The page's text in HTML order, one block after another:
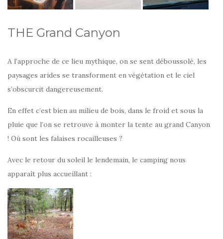
THE Grand Canyon
A l’approche de ce lieu mythique, on se sent déboussolé, les
paysages arides se transforment en végétation et le ciel
s’obscurcit dangereusement.
En effet c’est bien au milieu de bois, dans le froid et sous la
pluie que l’on se retrouve à monter la tente au grand Canyon
! Où sont les falaises rocailleuses ?
Avec le retour du soleil le lendemain, le camping nous
apparaît plus accueillant :